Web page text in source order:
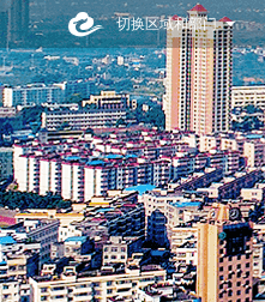
切换区域和部门